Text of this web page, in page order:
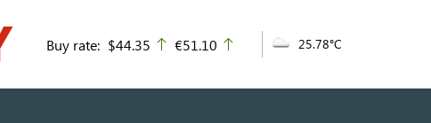
Buy rate: $44.35 up
€51.10 25.78°C